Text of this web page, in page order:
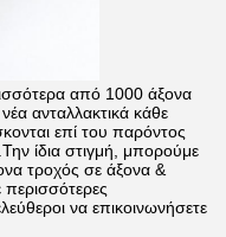
από 1000 άξονα
ανταλλακτικά κάθε
επί του παρόντος
ίδια στιγμή, μπορούμε
τροχός σε άξονα &
να επικοινωνήσετε